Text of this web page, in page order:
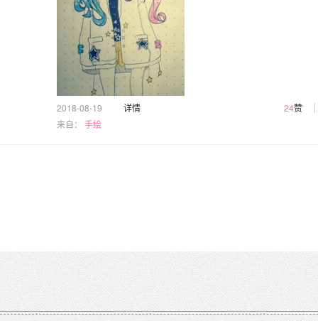
2018-08-19 详情 24赞
来自： 手绘